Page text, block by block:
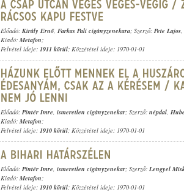
Előadó: Király Ernő, Farkas Pali cigányzenekara; Szerző: Pete Lajos,
Kiadó: Metafon;
Felvétel ideje: 1911 körül; Közzététel ideje: 1970-01-01
Előadó: Pintér Imre, ismeretlen cigányzenekar; Szerző: népdal,
Kiadó: Metafon;
Felvétel ideje: 1910 körül; Közzététel ideje: 1970-01-01
Előadó: Pintér Imre, ismeretlen cigányzenekar; Szerző: Lengyel
Kiadó: Metafon;
Felvétel ideje: 1910 körül; Közzététel ideje: 1970-01-01